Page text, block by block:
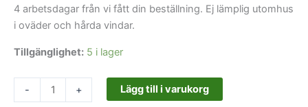
4 arbetsdagar från vi fått din beställning. Ej lämplig utomhus
i oväder och hårda vindar.
Tillgänglighet: 5 i lager
- + Lägg till i varukorg